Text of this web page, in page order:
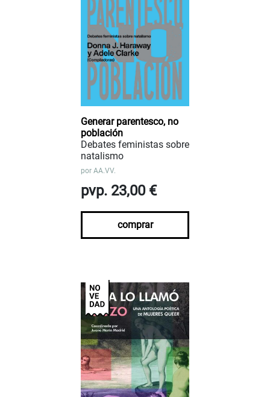
Generar parentesco, no
población
Debates feministas sobre
natalismo
por AA.VV.
pvp. 23,00 €
comprar